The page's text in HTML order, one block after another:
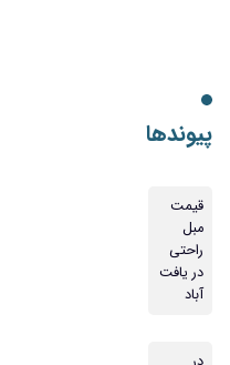
پیوندها
قیمت
مبل
راحتی
در یافت
آباد